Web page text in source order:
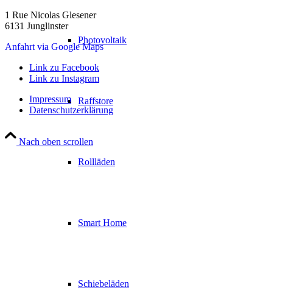
Photovoltaik
Raffstore
Rollläden
Smart Home
Schiebeläden
1 Rue Nicolas Glesener
6131 Junglinster
Anfahrt via Google Maps
Link zu Facebook
Link zu Instagram
Impressum
Datenschutzerklärung
Nach oben scrollen